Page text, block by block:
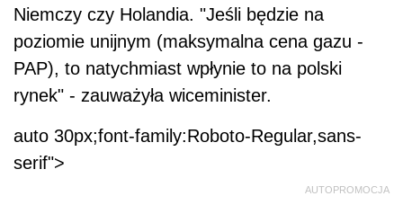
Niemczy czy Holandia. "Jeśli będzie na
poziomie unijnym (maksymalna cena gazu -
PAP), to natychmiast wpłynie to na polski
rynek" - zauważyła wiceminister.
auto 30px;font-family:Roboto-Regular,sans-
serif">
AUTOPROMOCJA